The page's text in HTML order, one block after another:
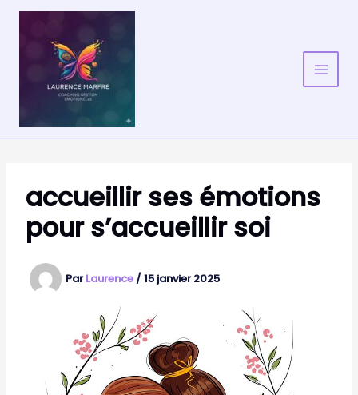
Aller
contenu
accueillir ses émotions
pour s’accueillir soi
ParLaurence /15 janvier 2025